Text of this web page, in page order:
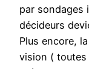
par sondages
décideurs
Plus encore,
vision (